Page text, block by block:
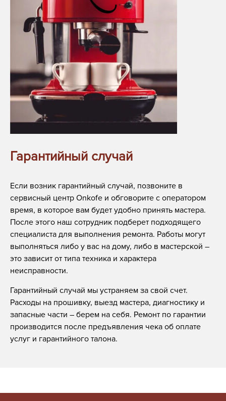
Гарантийный случай
Если возник гарантийный случай, позвоните в
сервисный центр Onkofe и обговорите с оператором
время, в которое вам будет удобно принять мастера.
После этого наш сотрудник подберет подходящего
специалиста для выполнения ремонта. Работы могут
выполняться либо у вас на дому, либо в мастерской –
это зависит от типа техника и характера
неисправности.
Гарантийный случай мы устраняем за свой счет.
Расходы на прошивку, выезд мастера, диагностику и
запасные части – берем на себя. Ремонт по гарантии
производится после предъявления чека об оплате
услуг и гарантийного талона.